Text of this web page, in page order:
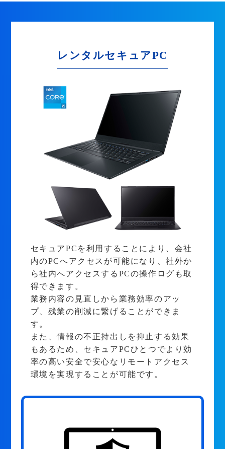
レンタルセキュアPC
セキュアPCを利用することにより、会社
内のPCへアクセスが可能になり、社外か
ら社内へアクセスするPCの操作ログも取
得できます。
業務内容の見直しから業務効率のアッ
プ、残業の削減に繋げることができま
す。
また、情報の不正持出しを抑止する効果
もあるため、セキュアPCひとつでより効
率の高い安全で安心なリモートアクセス
環境を実現することが可能です。